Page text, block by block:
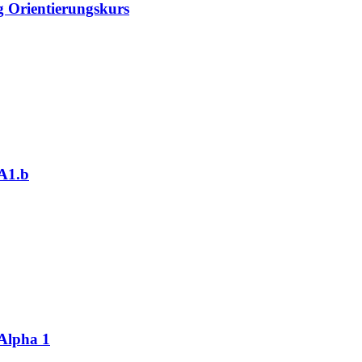
Orientierungskurs
1